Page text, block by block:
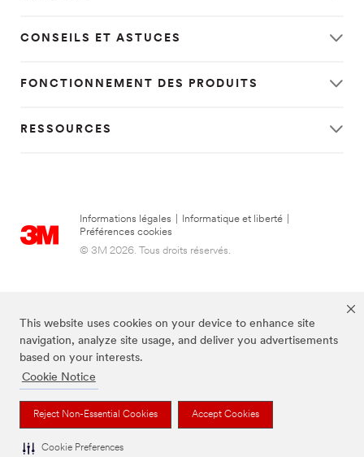
This website uses cookies on your device to enhance site
navigation, analyze site usage, and deliver you advertisements
based on your interests.
Cookie Notice
Reject Non-Essential Cookies Accept Cookies
Cookie Preferences
CONSEILS ET ASTUCES
FONCTIONNEMENT DES PRODUITS
RESSOURCES
Informations légales Informatique et liberté
Préférences cookies
© 3M 2026. Tous droits réservés.
FUTURO est une marque de 3M.